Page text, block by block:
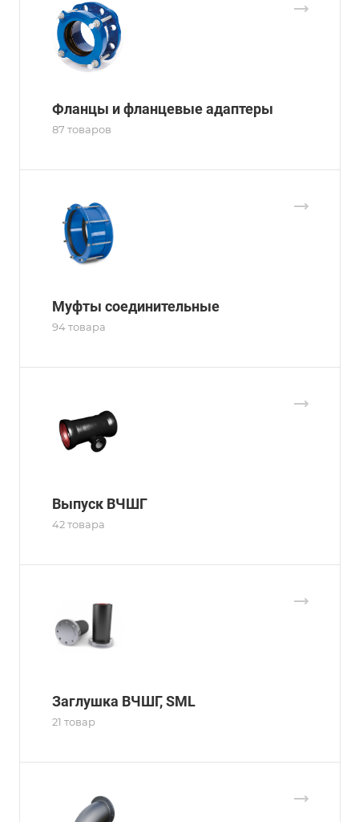
Фланцы и фланцевые адаптеры
87 товаров
Муфты соединительные
94 товара
Выпуск ВЧШГ
42 товара
Заглушка ВЧШГ, SML
21 товар